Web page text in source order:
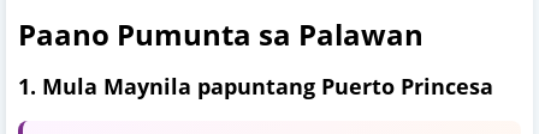
Paano Pumunta sa Palawan
1. Mula Maynila papuntang Puerto Princesa